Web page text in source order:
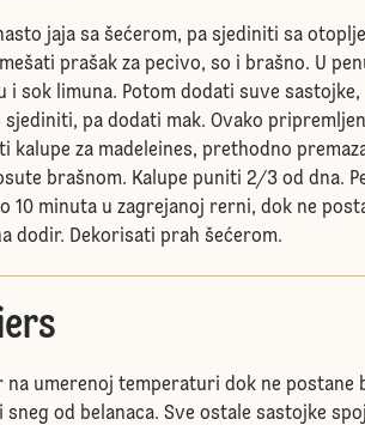
jaja sa šećerom, pa sjediniti sa
prašak za pecivo, so i brašno. U
i sok limuna. Potom dodati suve sastojke,
pa dodati mak. Ovako
kalupe za madeleines, prethodno
brašnom. Kalupe puniti 2/3 od dna.
10 minuta u zagrejanoj rerni, dok ne
dodir. Dekorisati prah šećerom.
na umerenoj temperaturi dok ne postane
sneg od belanaca. Sve ostale sastojke